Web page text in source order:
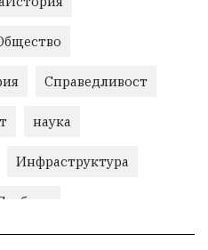
Справедливост
наука
Инфраструктура